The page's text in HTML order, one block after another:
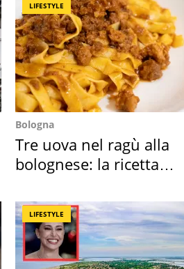
LIFESTYLE
Bologna
Tre uova nel ragù alla
bolognese: la ricetta
LIFESTYLE